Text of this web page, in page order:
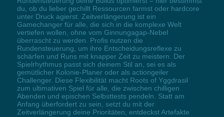
du, ob du lieber gechillt Ressourcen farmst oder hardcore
unter Druck agierst. Zeitverlängerung ist ein
Gamechanger für alle, die sich in die komplexe Welt
vertiefen wollen, ohne vom Ginnungagap-Nebel
überrascht zu werden. Profis nutzen die
Rundensteuerung, um ihre Entscheidungsreflexe zu
schärfen und Runs mit knapper Zeit zu meistern. Der
Spielrhythmus passt sich deinem Stil an, sei es als
gemütlicher Kolonie-Planer oder als actiongeiler
Challenger. Diese Flexibilität macht Roots of Yggdrasil
zum ultimativen Spiel für alle, die zwischen chilligen
Abenden und epischen Selbsttests pendeln. Statt am
Anfang überfordert zu sein, setzt du mit der
Zeitverlängerung deine Prioritäten, entdeckst Artefakte